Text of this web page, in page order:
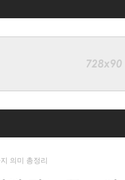
의미 총정리